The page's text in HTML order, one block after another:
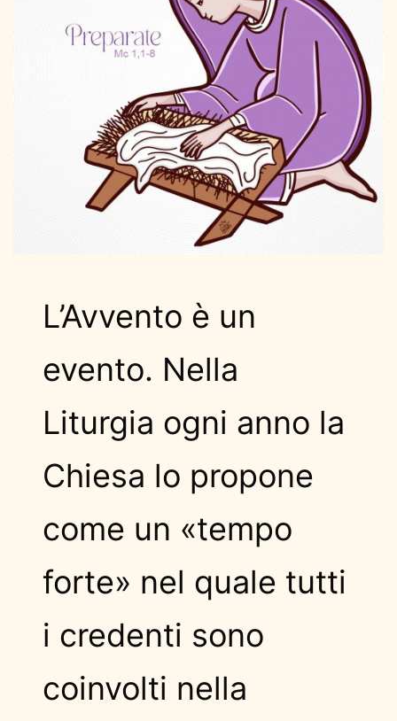
L’Avvento è un
evento. Nella
Liturgia ogni anno la
Chiesa lo propone
come un «tempo
forte» nel quale tutti
i credenti sono
coinvolti nella